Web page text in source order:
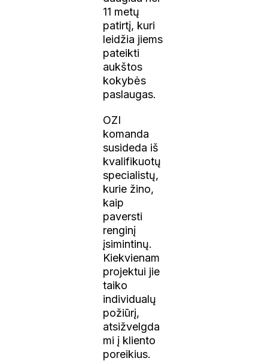
11 metų
patirtį, kuri
leidžia jiems
pateikti
aukštos
kokybės
paslaugas.
OZI
komanda
susideda iš
kvalifikuotų
specialistų,
kurie žino,
kaip
paversti
renginį
įsimintinų.
Kiekvienam
projektui jie
taiko
individualų
požiūrį,
atsižvelgda
mi į kliento
poreikius.